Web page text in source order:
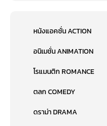
หนังแอคชั่น ACTION
อนิเมชั่น ANIMATION
โรแมนติก ROMANCE
ตลก COMEDY
ดราม่า DRAMA